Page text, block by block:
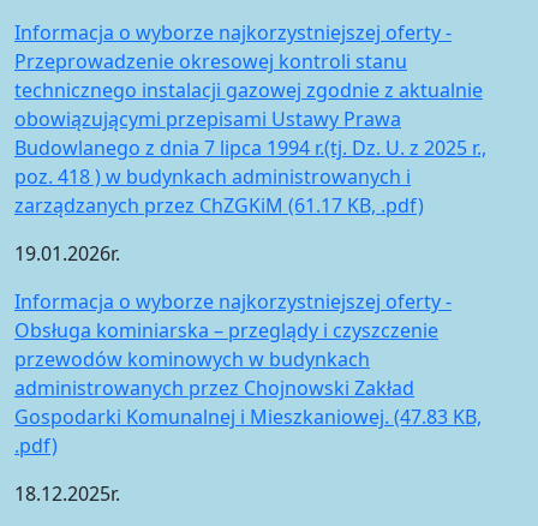
Informacja o wyborze najkorzystniejszej oferty -
Przeprowadzenie okresowej kontroli stanu
technicznego instalacji gazowej zgodnie z aktualnie
obowiązującymi przepisami Ustawy Prawa
Budowlanego z dnia 7 lipca 1994 r.(tj. Dz. U. z 2025 r.,
poz. 418 ) w budynkach administrowanych i
zarządzanych przez ChZGKiM (61.17 KB, .pdf)
19.01.2026r.
Informacja o wyborze najkorzystniejszej oferty -
Obsługa kominiarska – przeglądy i czyszczenie
przewodów kominowych w budynkach
administrowanych przez Chojnowski Zakład
Gospodarki Komunalnej i Mieszkaniowej. (47.83 KB,
.pdf)
18.12.2025r.